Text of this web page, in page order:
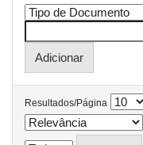
Resultados/Página